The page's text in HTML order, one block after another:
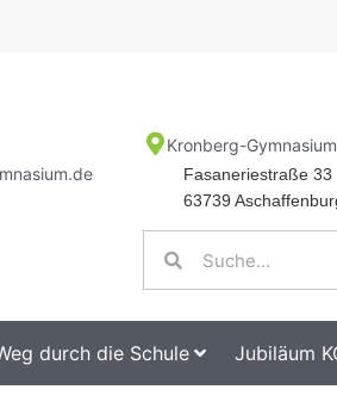
Kronberg-
Fasaneriestraße 33
63739
durch die Schule Jubiläum